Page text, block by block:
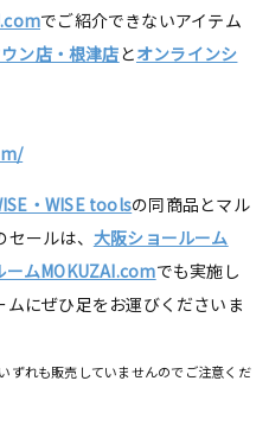
でご紹介できないアイテム
ン店・根津店とオンラインシ
・WISE toolsの同商品とマル
ールは、 大阪ショールーム
ームMOKUZAI.comでも実施し
にぜひ足をお運びくださいま
ずれも販売していませんのでご注意くだ